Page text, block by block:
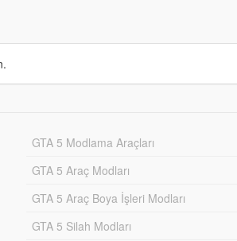
GTA 5 Modlama Araçları
GTA 5 Araç Modları
GTA 5 Araç Boya İşleri Modları
GTA 5 Silah Modları